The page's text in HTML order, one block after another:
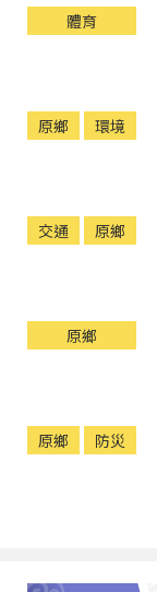
體育
原鄉 環境
交通 原鄉
原鄉
原鄉 防災